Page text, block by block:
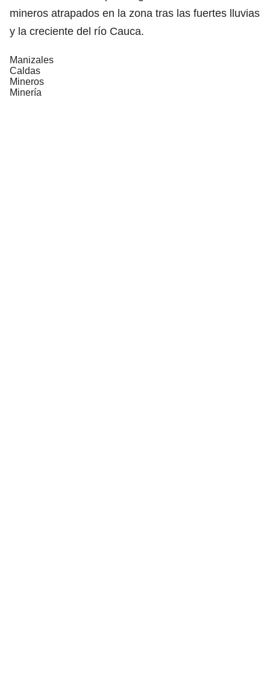
mineros atrapados en la zona tras las fuertes lluvias
y la creciente del río Cauca.
Manizales
Caldas
Mineros
Minería